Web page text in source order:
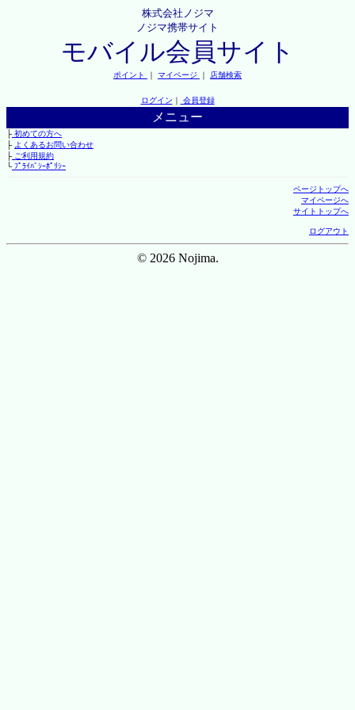
株式会社ノジマ
ノジマ携帯サイト
モバイル会員サイト
ポイント ｜ マイページ ｜ 店舗検索
ログイン ｜ 会員登録
メニュー
├初めての方へ
├ よくあるお問い合わせ
├ご利用規約
└ﾌﾟﾗｲﾊﾞｼｰﾎﾟﾘｼｰ
ページトップへ
マイページへ
サイトトップへ
ログアウト
© 2026 Nojima.